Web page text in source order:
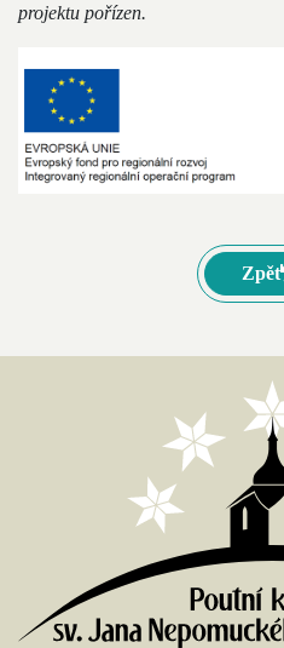
projektu pořízen.
Zpět